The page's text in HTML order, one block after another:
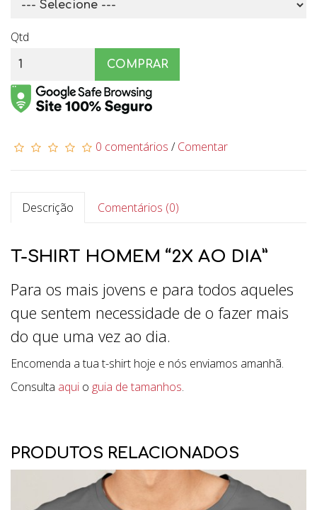
Qtd
COMPRAR
0 comentários /Comentar
Descrição Comentários (0)
T-SHIRT HOMEM “2X AO DIA”
Para os mais jovens e para todos aqueles
que sentem necessidade de o fazer mais
do que uma vez ao dia.
Encomenda a tua t-shirt hoje e nós enviamos amanhã.
Consulta aqui o guia de tamanhos.
PRODUTOS RELACIONADOS